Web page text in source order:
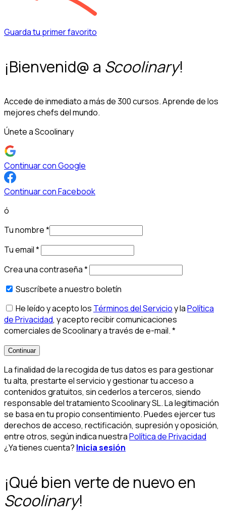
Guarda tu primer favorito
¡Bienvenid@ a Scoolinary!
Accede de inmediato a más de 300 cursos. Aprende de los
mejores chefs del mundo.
Únete a Scoolinary
Continuar con Google
Continuar con Facebook
ó
Tu nombre*
Tu email*
Crea una contraseña*
Suscríbete a nuestro boletín
He leído y acepto los Términos del Servicioy laPolítica
de Privacidad, y acepto recibir comunicaciones
comerciales de Scoolinary a través de e-mail.*
Continuar
La finalidad de la recogida de tus datos es para gestionar
tu alta, prestarte el servicio y gestionar tu acceso a
contenidos gratuitos, sin cederlos a terceros, siendo
responsable del tratamiento Scoolinary SL. La legitimación
se basa en tu propio consentimiento. Puedes ejercer tus
derechos de acceso, rectificación, supresión y oposición,
entre otros, según indica nuestraPolítica de Privacidad
¿Ya tienes cuenta? Inicia sesión
¡Qué bien verte de nuevo en
Scoolinary!